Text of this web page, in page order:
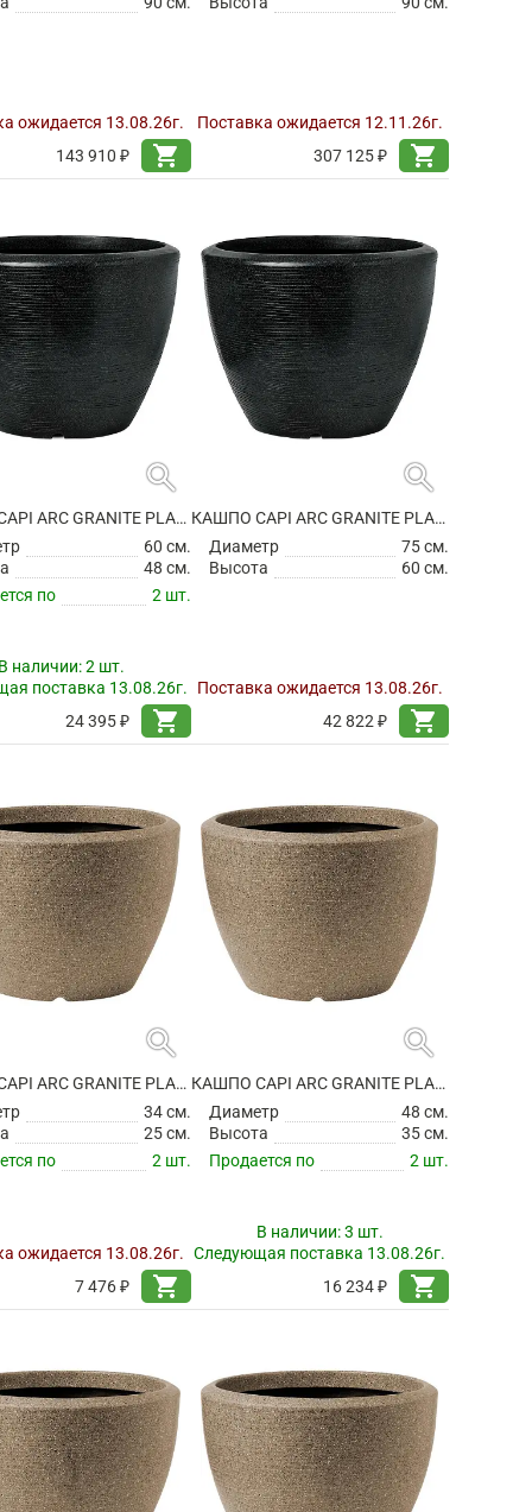
ожидается 13.08.26г.
143 910 ₽
shopping_cart
Поставка ожидается 12.11.26г.
307 125 ₽
shopping_cart
search
КАШПО CAPI ARC GRANITE PLANTER BALL BLACK
60 см.
48 см.
по
2 шт.
наличии:2 шт.
поставка 13.08.26г.
24 395 ₽
shopping_cart
search
КАШПО CAPI ARC GRANITE PLANTER BALL BLACK
Диаметр
75 см.
Высота
60 см.
Поставка ожидается 13.08.26г.
42 822 ₽
shopping_cart
search
КАШПО CAPI ARC GRANITE PLANTER BALL WARM TAUPE
34 см.
25 см.
по
2 шт.
ожидается 13.08.26г.
7 476 ₽
shopping_cart
search
КАШПО CAPI ARC GRANITE PLANTER BALL WARM TAUPE
Диаметр
48 см.
Высота
35 см.
Продается по
2 шт.
В наличии:3 шт.
Следующая поставка 13.08.26г.
16 234 ₽
shopping_cart